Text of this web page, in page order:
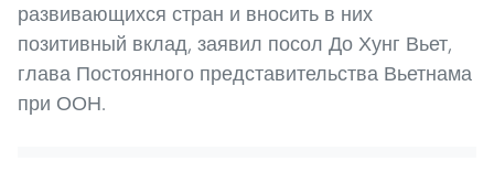
развивающихся стран и вносить в них
позитивный вклад, заявил посол До Хунг Вьет,
глава Постоянного представительства Вьетнама
при ООН.